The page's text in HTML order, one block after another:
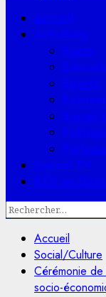
Menu
principal
Accueil
Actualités
Santé
Sports
Social/
Journal TV
RTD en
Rechercher :
Accueil
Social/Culture
Cérémonie de
socio-